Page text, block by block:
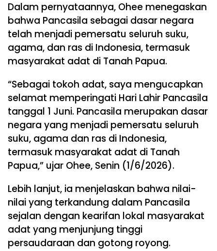
Dalam pernyataannya, Ohee menegaskan
bahwa Pancasila sebagai dasar negara
telah menjadi pemersatu seluruh suku,
agama, dan ras di Indonesia, termasuk
masyarakat adat di Tanah Papua.
“Sebagai tokoh adat, saya mengucapkan
selamat memperingati Hari Lahir Pancasila
tanggal 1 Juni. Pancasila merupakan dasar
negara yang menjadi pemersatu seluruh
suku, agama dan ras di Indonesia,
termasuk masyarakat adat di Tanah
Papua,” ujar Ohee, Senin (1/6/2026).
Lebih lanjut, ia menjelaskan bahwa nilai-
nilai yang terkandung dalam Pancasila
sejalan dengan kearifan lokal masyarakat
adat yang menjunjung tinggi
persaudaraan dan gotong royong.